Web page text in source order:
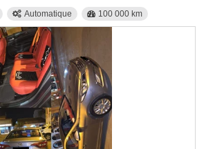
Automatique 100 000 km